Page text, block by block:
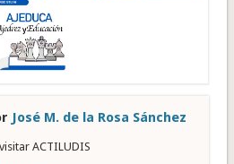
José M. de la Rosa Sánchez
ACTILUDIS